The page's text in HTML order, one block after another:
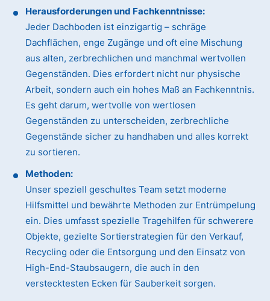
Herausforderungen und Fachkenntnisse:
Jeder Dachboden ist einzigartig – schräge
Dachflächen, enge Zugänge und oft eine Mischung
aus alten, zerbrechlichen und manchmal wertvollen
Gegenständen. Dies erfordert nicht nur physische
Arbeit, sondern auch ein hohes Maß an Fachkenntnis.
Es geht darum, wertvolle von wertlosen
Gegenständen zu unterscheiden, zerbrechliche
Gegenstände sicher zu handhaben und alles korrekt
zu sortieren.
Methoden:
Unser speziell geschultes Team setzt moderne
Hilfsmittel und bewährte Methoden zur Entrümpelung
ein. Dies umfasst spezielle Tragehilfen für schwerere
Objekte, gezielte Sortierstrategien für den Verkauf,
Recycling oder die Entsorgung und den Einsatz von
High-End-Staubsaugern, die auch in den
verstecktesten Ecken für Sauberkeit sorgen.